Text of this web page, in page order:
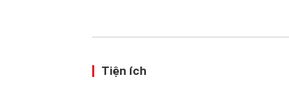
Tiện ích